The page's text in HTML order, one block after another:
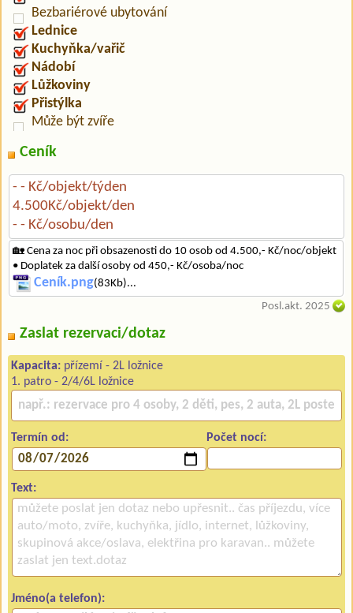
Bezbariérové ubytování
Lednice
Kuchyňka/vařič
Nádobí
Lůžkoviny
Přistýlka
Může být zvíře
Ceník
- - Kč/objekt/týden
4.500Kč/objekt/den
- - Kč/osobu/den
🏡 Cena za noc při obsazenosti do 10 osob od 4.500,- Kč/noc/objekt
• Doplatek za další osoby od 450,- Kč/osoba/noc
Ceník.png(83Kb)...
Posl.akt. 2025
Zaslat rezervaci/dotaz
Kapacita: přízemí - 2L ložnice
1. patro - 2/4/6L ložnice
Termín od: Počet nocí:
Text:
Jméno(a telefon):